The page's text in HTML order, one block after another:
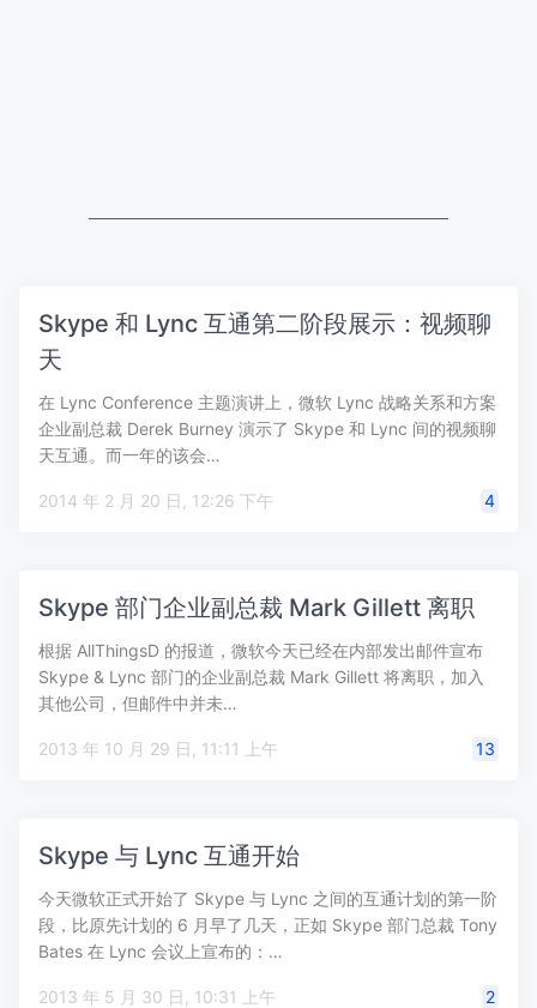
Skype 和 Lync 互通第二阶段展示：视频聊
天
在 Lync Conference 主题演讲上，微软 Lync 战略关系和方案
企业副总裁 Derek Burney 演示了 Skype 和 Lync 间的视频聊
天互通。而一年的该会…
2014 年 2 月 20 日, 12:26 下午 4
Skype 部门企业副总裁 Mark Gillett 离职
根据 AllThingsD 的报道，微软今天已经在内部发出邮件宣布
Skype & Lync 部门的企业副总裁 Mark Gillett 将离职，加入
其他公司，但邮件中并未…
2013 年 10 月 29 日, 11:11 上午 13
Skype 与 Lync 互通开始
今天微软正式开始了 Skype 与 Lync 之间的互通计划的第一阶
段，比原先计划的 6 月早了几天，正如 Skype 部门总裁 Tony
Bates 在 Lync 会议上宣布的：…
2013 年 5 月 30 日, 10:31 上午 2